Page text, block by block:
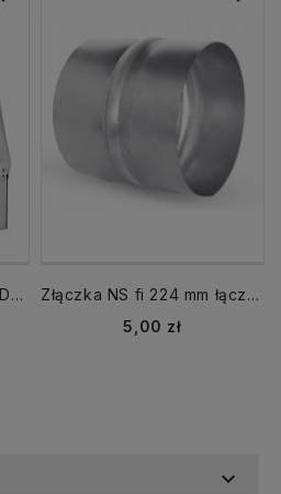
Redukcja symetryczna RDSS 150x50 fi 100 mm
Złączka NS fi 224 mm łącznik nypel - WYPRZEDAŻ STANÓW MAGAZYNOWYCH
Cena
5,00 zł
